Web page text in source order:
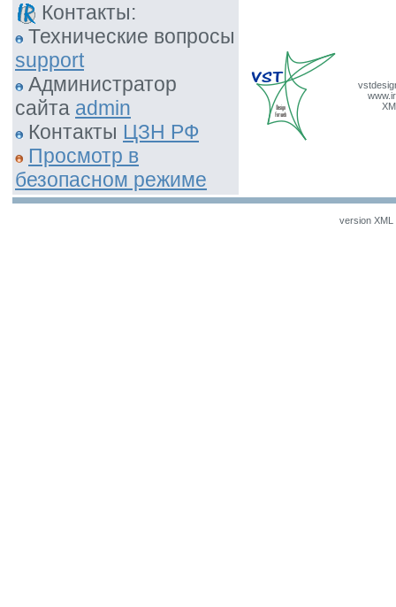
Контакты:
Технические вопросы
support
Администратор
сайта admin
Контакты ЦЗН РФ
Просмотр в
безопасном режиме
version